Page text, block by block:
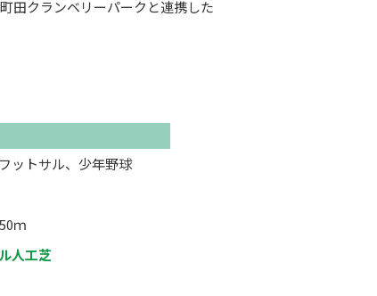
田クランベリーパークと連携した
ットサル、少年野球
ｍ
人工芝